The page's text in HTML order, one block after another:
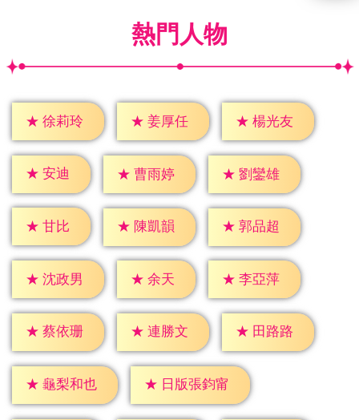
熱門人物
★ 徐莉玲 ★ 姜厚任 ★ 楊光友
★ 安迪 ★ 曹雨婷 ★ 劉鑾雄
★ 甘比 ★ 陳凱韻 ★ 郭品超
★ 沈政男 ★ 余天 ★ 李亞萍
★ 蔡依珊 ★ 連勝文 ★ 田路路
★ 龜梨和也 ★ 日版張鈞甯